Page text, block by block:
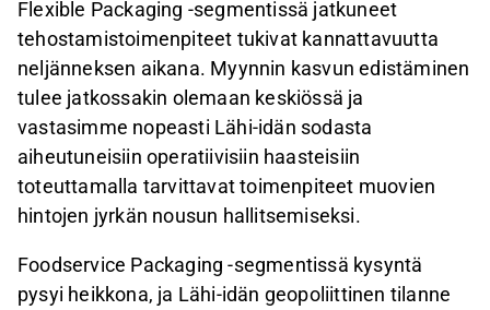
Flexible Packaging -segmentissä jatkuneet
tehostamistoimenpiteet tukivat kannattavuutta
neljänneksen aikana. Myynnin kasvun edistäminen
tulee jatkossakin olemaan keskiössä ja
vastasimme nopeasti Lähi-idän sodasta
aiheutuneisiin operatiivisiin haasteisiin
toteuttamalla tarvittavat toimenpiteet muovien
hintojen jyrkän nousun hallitsemiseksi.
Foodservice Packaging -segmentissä kysyntä
pysyi heikkona, ja Lähi-idän geopoliittinen tilanne